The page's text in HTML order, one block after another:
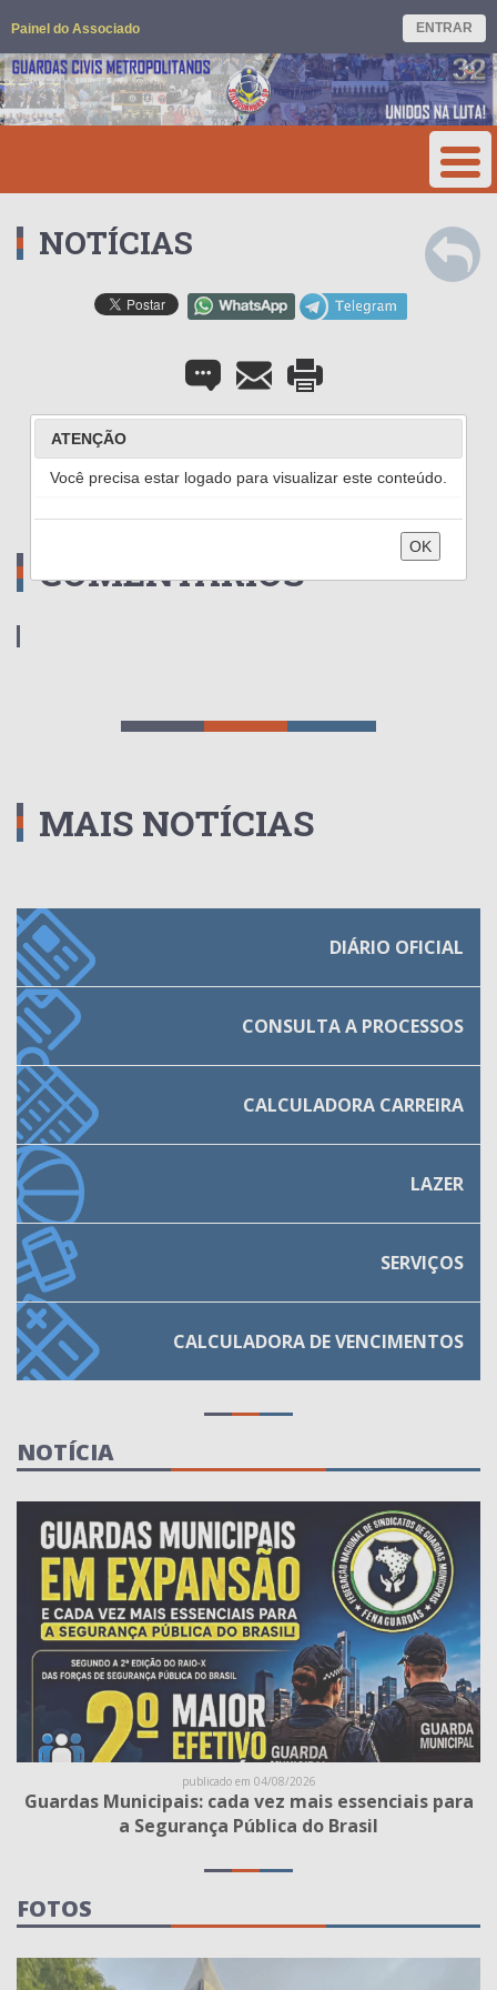
Painel do Associado ENTRAR
NOTÍCIAS
COMENTÁRIOS
MAIS NOTÍCIAS
DIÁRIO OFICIAL
CONSULTA A PROCESSOS
CALCULADORA CARREIRA
LAZER
SERVIÇOS
CALCULADORA DE VENCIMENTOS
NOTÍCIA
publicado em 04/08/2026
Guardas Municipais: cada vez mais essenciais para
a Segurança Pública do Brasil
FOTOS
ATENÇÃO
Você precisa estar logado para visualizar este conteúdo.
OK